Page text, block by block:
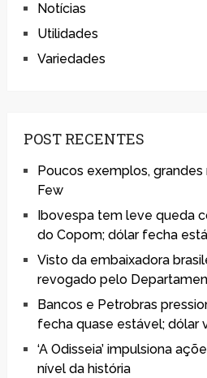
Notícias
Utilidades
Variedades
POST RECENTES
Poucos exemplos,
Few
Ibovespa tem leve queda
do Copom; dólar fecha
Visto da embaixadora
revogado pelo
Bancos e Petrobras
fecha quase estável; dólar
‘A Odisseia’ impulsiona
nível da história